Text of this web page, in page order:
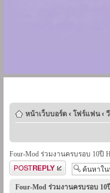
หน้าเว็บบอร์ด ‹ โฟร์แฟน ‹
Four-Mod ร่วมงานครบรอบ 10ปี
ตอบกระทู้
Four-Mod ร่วมงานครบรอบ 10